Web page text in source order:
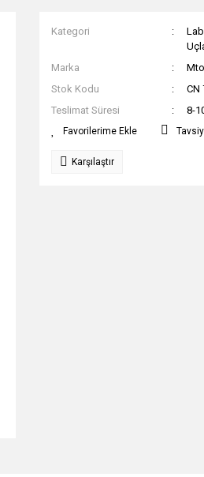
Kategori
Marka
Stok Kodu
CN
Teslimat Süresi
8-
Karşılaştır